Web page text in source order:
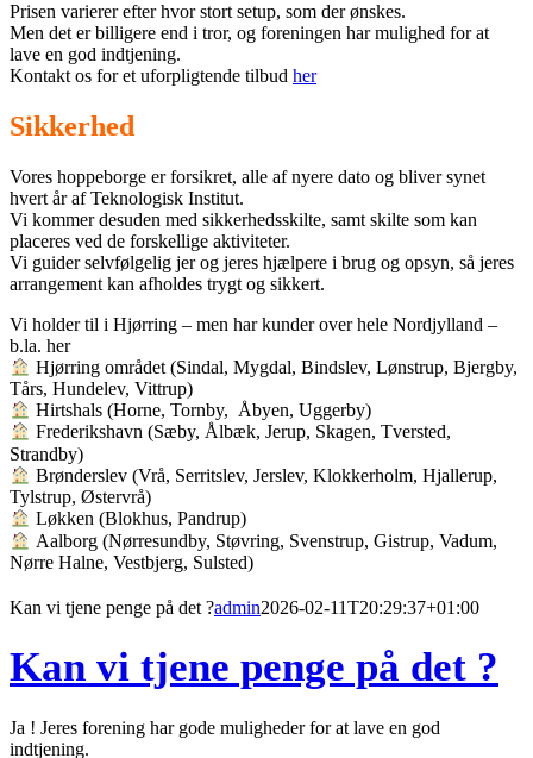
Prisen varierer efter hvor stort setup, som der ønskes.
Men det er billigere end i tror, og foreningen har mulighed for at
lave en god indtjening.
Kontakt os for et uforpligtende tilbud her
Sikkerhed
Vores hoppeborge er forsikret, alle af nyere dato og bliver synet
hvert år af Teknologisk Institut.
Vi kommer desuden med sikkerhedsskilte, samt skilte som kan
placeres ved de forskellige aktiviteter.
Vi guider selvfølgelig jer og jeres hjælpere i brug og opsyn, så jeres
arrangement kan afholdes trygt og sikkert.
Vi holder til i Hjørring – men har kunder over hele Nordjylland –
b.la. her
Hjørring området (Sindal, Mygdal, Bindslev, Lønstrup, Bjergby,
Tårs, Hundelev, Vittrup)
Hirtshals (Horne, Tornby, Åbyen, Uggerby)
Frederikshavn (Sæby, Ålbæk, Jerup, Skagen, Tversted,
Strandby)
Brønderslev (Vrå, Serritslev, Jerslev, Klokkerholm, Hjallerup,
Tylstrup, Østervrå)
Løkken (Blokhus, Pandrup)
Aalborg (Nørresundby, Støvring, Svenstrup, Gistrup, Vadum,
Nørre Halne, Vestbjerg, Sulsted)
Kan vi tjene penge på det ?admin2026-02-11T20:29:37+01:00
Kan vi tjene penge på det ?
Ja ! Jeres forening har gode muligheder for at lave en god
indtjening.